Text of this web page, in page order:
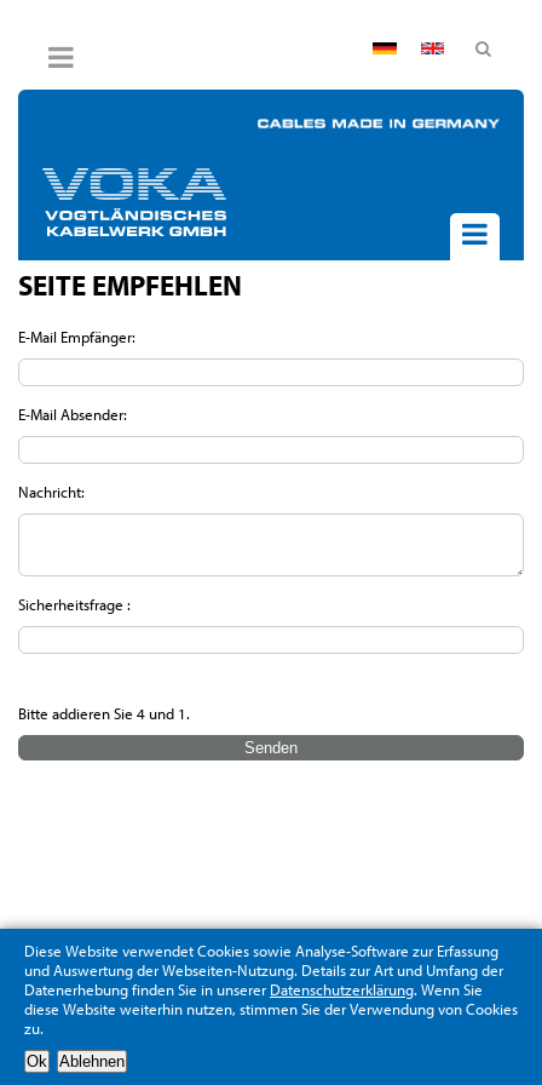
AGB
Impressum
Widerruf
UNTERNEHMEN
AKTUELLES
PRODUKTE
JOB & KARRIERE
KONTAKT
SEITE EMPFEHLEN
E-Mail Empfänger:
E-Mail Absender:
Nachricht:
Sicherheitsfrage :
Bitte addieren Sie 4 und 1.
Diese Website verwendet Cookies sowie Analyse-Software zur Erfassung
und Auswertung der Webseiten-Nutzung. Details zur Art und Umfang der
Datenerhebung finden Sie in unserer Datenschutzerklärung. Wenn Sie
diese Website weiterhin nutzen, stimmen Sie der Verwendung von Cookies
zu.